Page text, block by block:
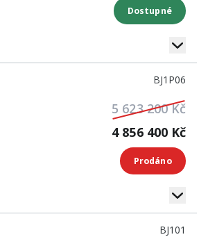
Dostupné
BJ1P06
5 623 200 Kč
4 856 400 Kč
Prodáno
BJ101